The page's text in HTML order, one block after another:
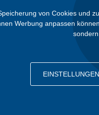
von Cookies und
Werbung anpassen